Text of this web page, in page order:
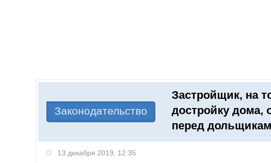
Законодательство
Застройщик, на
достройку дома,
перед
13 декабря 2019, 12:35